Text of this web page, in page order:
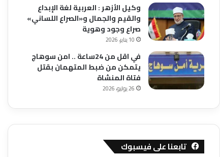
وكيل الأزهر : العربية لغة الإبداع
والقيم والجمال و«الصراع اللساني»
صراع وجود وهوية
10 يناير، 2026
في اقل من 24ساعة .. امن سوهاج
يتمكن من ضبط المتهمان بقتل
فتاة المنشاة
26 يوليو، 2026
تابعنا على فيسبوك